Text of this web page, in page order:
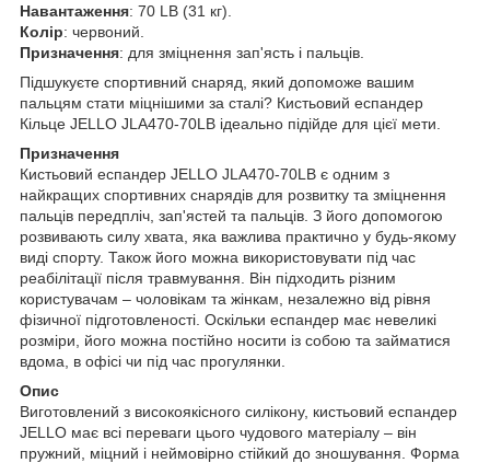
Навантаження: 70 LB (31 кг).
Колір: червоний.
Призначення: для зміцнення зап'ясть і пальців.
Підшукуєте спортивний снаряд, який допоможе вашим
пальцям стати міцнішими за сталі? Кистьовий еспандер
Кільце JELLO JLA470-70LB ідеально підійде для цієї мети.
Призначення
Кистьовий еспандер JELLO JLA470-70LB є одним з
найкращих спортивних снарядів для розвитку та зміцнення
пальців передпліч, зап'ястей та пальців. З його допомогою
розвивають силу хвата, яка важлива практично у будь-якому
виді спорту. Також його можна використовувати під час
реабілітації після травмування. Він підходить різним
користувачам – чоловікам та жінкам, незалежно від рівня
фізичної підготовленості. Оскільки еспандер має невеликі
розміри, його можна постійно носити із собою та займатися
вдома, в офісі чи під час прогулянки.
Опис
Виготовлений з високоякісного силікону, кистьовий еспандер
JELLO має всі переваги цього чудового матеріалу – він
пружний, міцний і неймовірно стійкий до зношування. Форма